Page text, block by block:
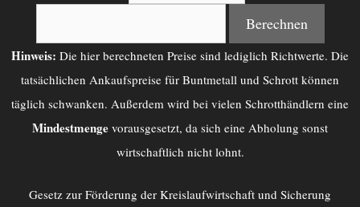
Berechnen
Hinweis: Die hier berechneten Preise sind lediglich Richtwerte. Die
tatsächlichen Ankaufspreise für Buntmetall und Schrott können
täglich schwanken. Außerdem wird bei vielen Schrotthändlern eine
Mindestmenge vorausgesetzt, da sich eine Abholung sonst
wirtschaftlich nicht lohnt.
Gesetz zur Förderung der Kreislaufwirtschaft und Sicherung